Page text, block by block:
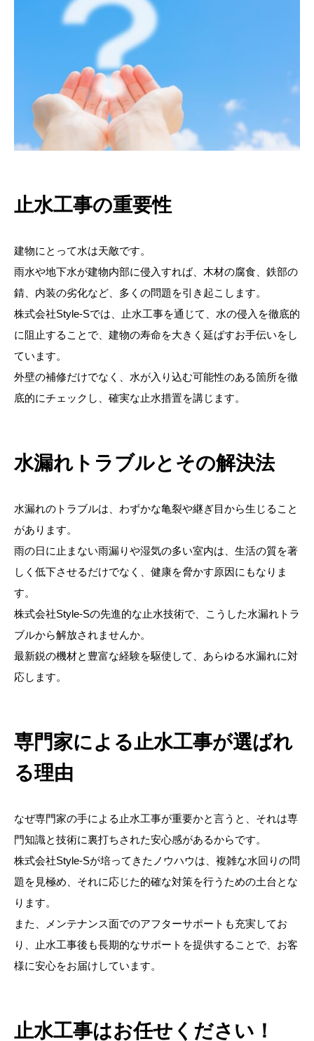
止水工事の重要性
建物にとって水は天敵です。
雨水や地下水が建物内部に侵入すれば、木材の腐食、鉄部の
錆、内装の劣化など、多くの問題を引き起こします。
株式会社Style-Sでは、止水工事を通じて、水の侵入を徹底的
に阻止することで、建物の寿命を大きく延ばすお手伝いをし
ています。
外壁の補修だけでなく、水が入り込む可能性のある箇所を徹
底的にチェックし、確実な止水措置を講じます。
水漏れトラブルとその解決法
水漏れのトラブルは、わずかな亀裂や継ぎ目から生じること
があります。
雨の日に止まない雨漏りや湿気の多い室内は、生活の質を著
しく低下させるだけでなく、健康を脅かす原因にもなりま
す。
株式会社Style-Sの先進的な止水技術で、こうした水漏れトラ
ブルから解放されませんか。
最新鋭の機材と豊富な経験を駆使して、あらゆる水漏れに対
応します。
専門家による止水工事が選ばれ
る理由
なぜ専門家の手による止水工事が重要かと言うと、それは専
門知識と技術に裏打ちされた安心感があるからです。
株式会社Style-Sが培ってきたノウハウは、複雑な水回りの問
題を見極め、それに応じた的確な対策を行うための土台とな
ります。
また、メンテナンス面でのアフターサポートも充実してお
り、止水工事後も長期的なサポートを提供することで、お客
様に安心をお届けしています。
止水工事はお任せください！